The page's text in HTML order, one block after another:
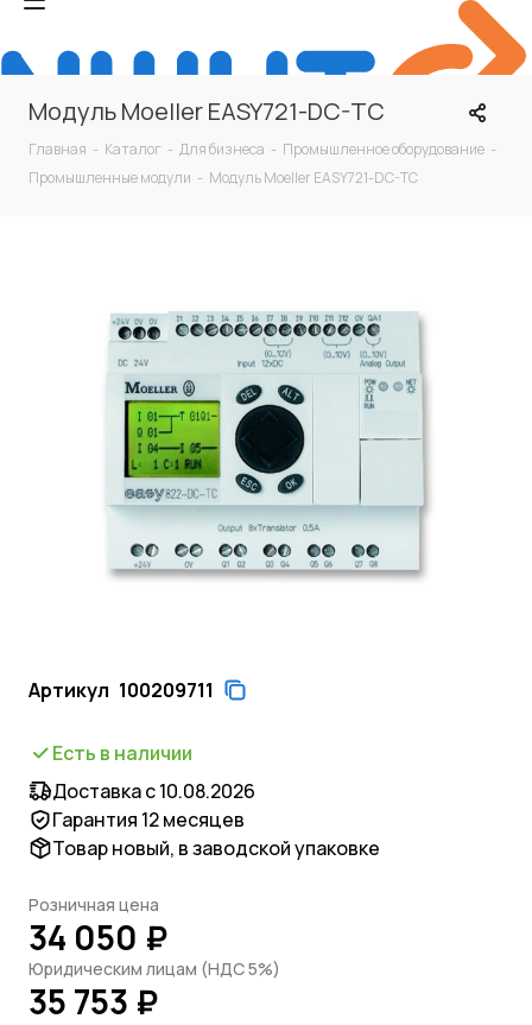
Модуль Moeller EASY721-DC-TC
Главная - Каталог - Для бизнеса - Промышленное оборудование -
Промышленные модули - Модуль Moeller EASY721-DC-TC
Артикул 100209711
Есть в наличии
Доставка с 10.08.2026
Гарантия 12 месяцев
Товар новый, в заводской упаковке
Розничная цена
34 050 ₽
Юридическим лицам (НДС 5%)
35 753 ₽